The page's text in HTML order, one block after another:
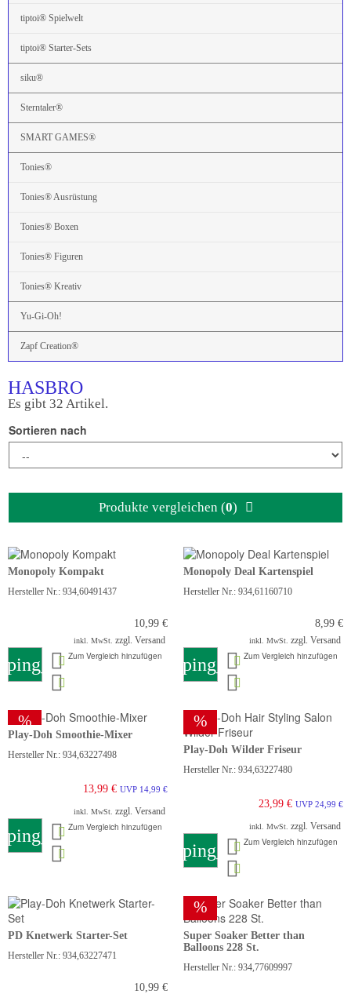
tiptoi® Spielwelt
tiptoi® Starter-Sets
siku®
Sterntaler®
SMART GAMES®
Tonies®
Tonies® Ausrüstung
Tonies® Boxen
Tonies® Figuren
Tonies® Kreativ
Yu-Gi-Oh!
Zapf Creation®
HASBRO
Es gibt 32 Artikel.
Sortieren nach
Produkte vergleichen (0)
Monopoly Kompakt
Hersteller Nr.: 934,60491437
10,99 €
inkl. MwSt. zzgl. Versand
Zum Vergleich hinzufügen
Monopoly Deal Kartenspiel
Hersteller Nr.: 934,61160710
8,99 €
inkl. MwSt. zzgl. Versand
shopping_cartZum Vergleich hinzufügen
%
Play-Doh Smoothie-Mixer
Hersteller Nr.: 934,63227498
13,99 € UVP 14,99 €
inkl. MwSt. zzgl. Versand
Zum Vergleich hinzufügen
%
Play-Doh Wilder Friseur
Hersteller Nr.: 934,63227480
23,99 € UVP 24,99 €
inkl. MwSt. zzgl. Versand
shopping_cartZum Vergleich hinzufügen
PD Knetwerk Starter-Set
Hersteller Nr.: 934,63227471
10,99 €
%
Super Soaker Better than
Balloons 228 St.
Hersteller Nr.: 934,77609997